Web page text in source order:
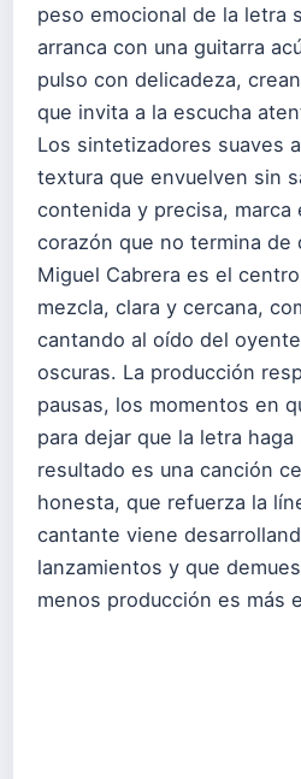
peso emocional de la letra
arranca con una guitarra
pulso con delicadeza,
que invita a la escucha
Los sintetizadores suaves
textura que envuelven sin
contenida y precisa, marca
corazón que no termina de
Miguel Cabrera es el
mezcla, clara y cercana,
cantando al oído del
oscuras. La producción
pausas, los momentos en
para dejar que la letra haga
resultado es una canción
honesta, que refuerza la
cantante viene
lanzamientos y que
menos producción es más